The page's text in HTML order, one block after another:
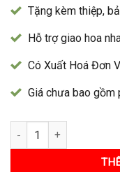
Tặng kèm thiệp,
Hỗ trợ giao hoa
Có Xuất Hoá Đơn
Giá chưa bao gồm
Bó Hoa 250 số lượng